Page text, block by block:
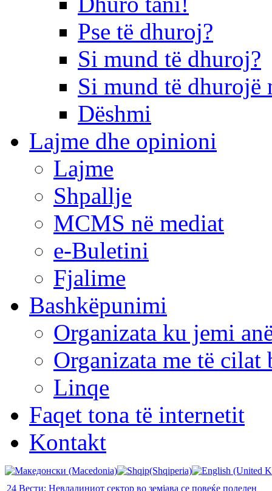
Pse të dhuroj?
Si mund të dhuroj?
Si mund të dhurojë
Dëshmi
Lajme dhe opinioni
Lajme
Shpallje
MCMS në mediat
e-Buletini
Fjalime
Bashkëpunimi
Organizata ku jemi
Organizata me të cilat
Linqe
Faqet tona të internetit
Kontakt
24 Вести: Невладиниот сектор во земјава се повеќе поделен